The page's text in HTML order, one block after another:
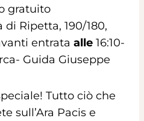
gratuito
di Ripetta, 190/180,
entrata alle 16:10-
Guida Giuseppe
Tutto ciò che
sull’Ara Pacis e